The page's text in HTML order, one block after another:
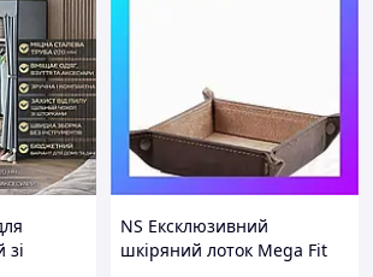
застібка для зручного
використання.
зі
NS Ексклюзивний
шкіряний лоток Mega Fit